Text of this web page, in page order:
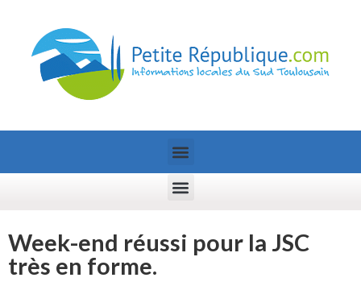
Week-end réussi pour la JSC
très en forme.